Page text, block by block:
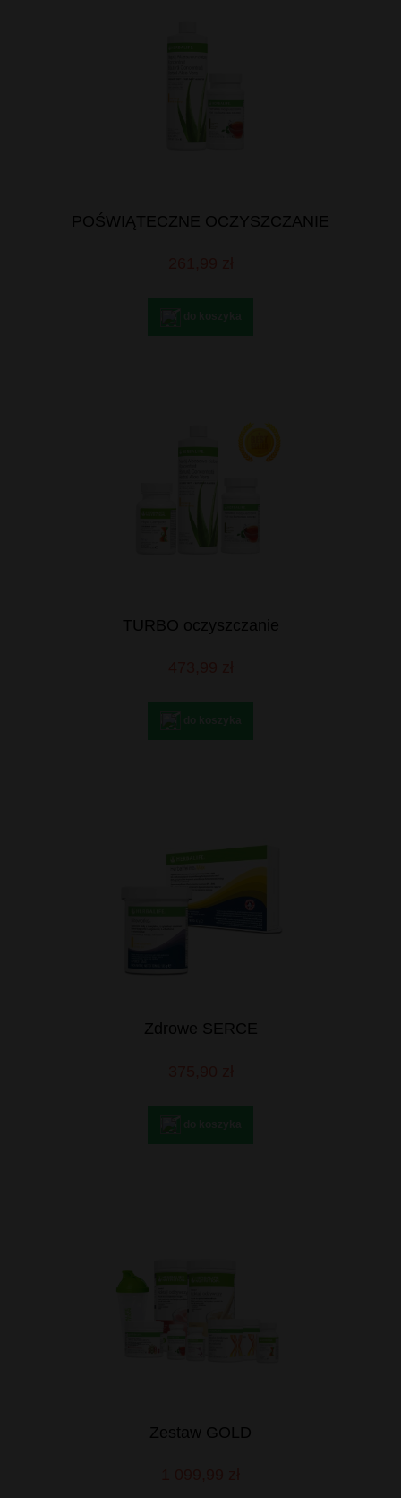
POŚWIĄTECZNE OCZYSZCZANIE
TURBO oczyszczanie
Zdrowe SERCE
Zestaw GOLD